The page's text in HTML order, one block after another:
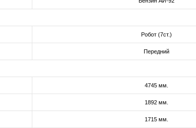
Робот (7ст.)
Передний
4745 мм.
1892 мм.
1715 мм.